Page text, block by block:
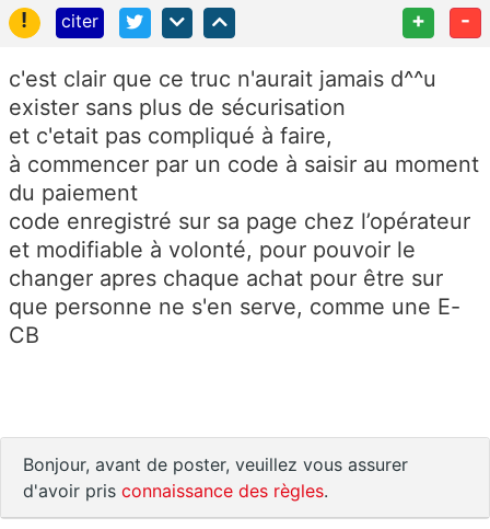
!
citer + -
c'est clair que ce truc n'aurait jamais d^^u
exister sans plus de sécurisation
et c'etait pas compliqué à faire,
à commencer par un code à saisir au moment
du paiement
code enregistré sur sa page chez l’opérateur
et modifiable à volonté, pour pouvoir le
changer apres chaque achat pour être sur
que personne ne s'en serve, comme une E-
CB
Bonjour, avant de poster, veuillez vous assurer
d'avoir pris connaissance des règles.